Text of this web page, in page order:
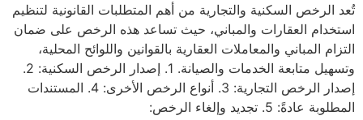
تُعد الرخص السكنية والتجارية من أهم المتطلبات القانونية لتنظيم
استخدام العقارات والمباني، حيث تساعد هذه الرخص على ضمان
التزام المباني والمعاملات العقارية بالقوانين واللوائح المحلية،
وتسهيل متابعة الخدمات والصيانة. 1. إصدار الرخص السكنية: 2.
إصدار الرخص التجارية: 3. أنواع الرخص الأخرى: 4. المستندات
المطلوبة عادةً: 5. تجديد وإلغاء الرخص: